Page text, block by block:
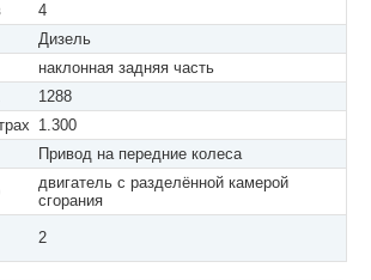
4
Дизель
наклонная задняя часть
1288
1.300
Привод на передние колеса
двигатель с разделённой камерой
сгорания
2